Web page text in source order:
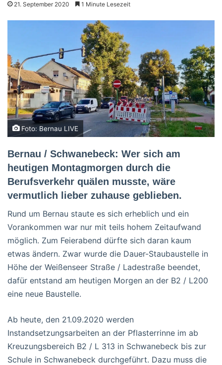
21. September 2020 1 Minute Lesezeit
Foto: Bernau LIVE
Bernau / Schwanebeck: Wer sich am
heutigen Montagmorgen durch die
Berufsverkehr quälen musste, wäre
vermutlich lieber zuhause geblieben.
Rund um Bernau staute es sich erheblich und ein
Vorankommen war nur mit teils hohem Zeitaufwand
möglich. Zum Feierabend dürfte sich daran kaum
etwas ändern. Zwar wurde die Dauer-Staubaustelle in
Höhe der Weißenseer Straße / Ladestraße beendet,
dafür entstand am heutigen Morgen an der B2 / L200
eine neue Baustelle.
Ab heute, den 21.09.2020 werden
Instandsetzungsarbeiten an der Pflasterrinne im ab
Kreuzungsbereich B2 / L 313 in Schwanebeck bis zur
Schule in Schwanebeck durchgeführt. Dazu muss die